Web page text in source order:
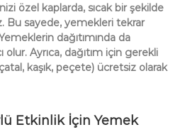
özel kaplarda, sıcak bir şekilde
Bu sayede, yemekleri tekrar
dağıtımında da
Ayrıca, dağıtım için gerekli
kaşık, peçete) ücretsiz olarak
Etkinlik İçin Yemek